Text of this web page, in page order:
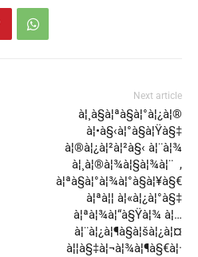
Next article
à¦¸à§à¦ªà§à¦°à¦¿à¦®
à¦•à§‹à¦°à§à¦Ÿà§‡
à¦®à¦¿à¦²à¦²à§‹ à¦¨à¦¾
à¦¸à¦®à¦¾à¦§à¦¾à¦¨ ,
à¦ªà§à¦°à¦¾à¦°à§à¦¥à§€
à¦ªà¦¦ à¦«à¦¿à¦°à§‡
à¦ªà¦¾à¦“à§Ÿà¦¾ à¦…
à¦¨à¦¿à¦¶à§à¦šà¦¿à¦¤
à¦¦à§‡à¦¬à¦¾à¦¶à§€à¦·